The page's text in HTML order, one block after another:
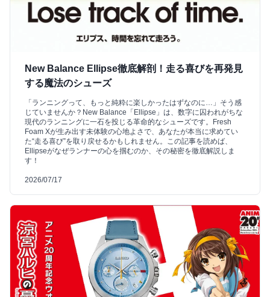
New Balance Ellipse徹底解剖！走る喜びを再発見
する魔法のシューズ
「ランニングって、もっと純粋に楽しかったはずなのに…」そう感
じていませんか？New Balance「Ellipse」は、数字に囚われがちな
現代のランニングに一石を投じる革命的なシューズです。Fresh
Foam Xが生み出す未体験の心地よさで、あなたが本当に求めてい
た“走る喜び”を取り戻せるかもしれません。この記事を読めば、
Ellipseがなぜランナーの心を掴むのか、その秘密を徹底解説しま
す！
2026/07/17